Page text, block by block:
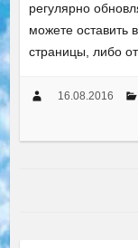
регулярно
можете оставить
страницы, либо
16.08.2016